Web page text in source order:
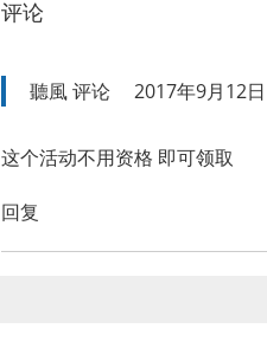
评论
聽風评论 2017年9月12
这个活动不用资格 即可领取
回复